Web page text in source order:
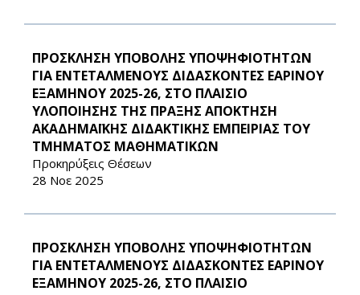
ΠΡΟΣΚΛΗΣΗ ΥΠΟΒΟΛΗΣ ΥΠΟΨΗΦΙΟΤΗΤΩΝ
ΓΙΑ ΕΝΤΕΤΑΛΜΕΝΟΥΣ ΔΙΔΑΣΚΟΝΤΕΣ ΕΑΡΙΝΟΥ
ΕΞΑΜΗΝΟΥ 2025-26, ΣΤΟ ΠΛΑΙΣΙΟ
ΥΛΟΠΟΙΗΣΗΣ ΤΗΣ ΠΡΑΞΗΣ ΑΠΟΚΤΗΣΗ
ΑΚΑΔΗΜΑΪΚΗΣ ΔΙΔΑΚΤΙΚΗΣ ΕΜΠΕΙΡΙΑΣ ΤΟΥ
ΤΜΗΜΑΤΟΣ ΜΑΘΗΜΑΤΙΚΩΝ
Προκηρύξεις Θέσεων
28 Νοε 2025
ΠΡΟΣΚΛΗΣΗ ΥΠΟΒΟΛΗΣ ΥΠΟΨΗΦΙΟΤΗΤΩΝ
ΓΙΑ ΕΝΤΕΤΑΛΜΕΝΟΥΣ ΔΙΔΑΣΚΟΝΤΕΣ ΕΑΡΙΝΟΥ
ΕΞΑΜΗΝΟΥ 2025-26, ΣΤΟ ΠΛΑΙΣΙΟ